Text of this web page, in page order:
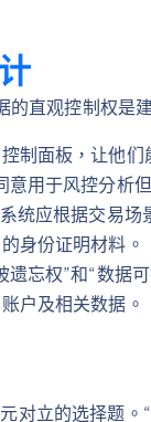
直观控制权是
制面板，让他
用于风控分析
统应根据交易
身份证明材料。
遗忘权”和“数据
户及相关数据。
对立的选择题